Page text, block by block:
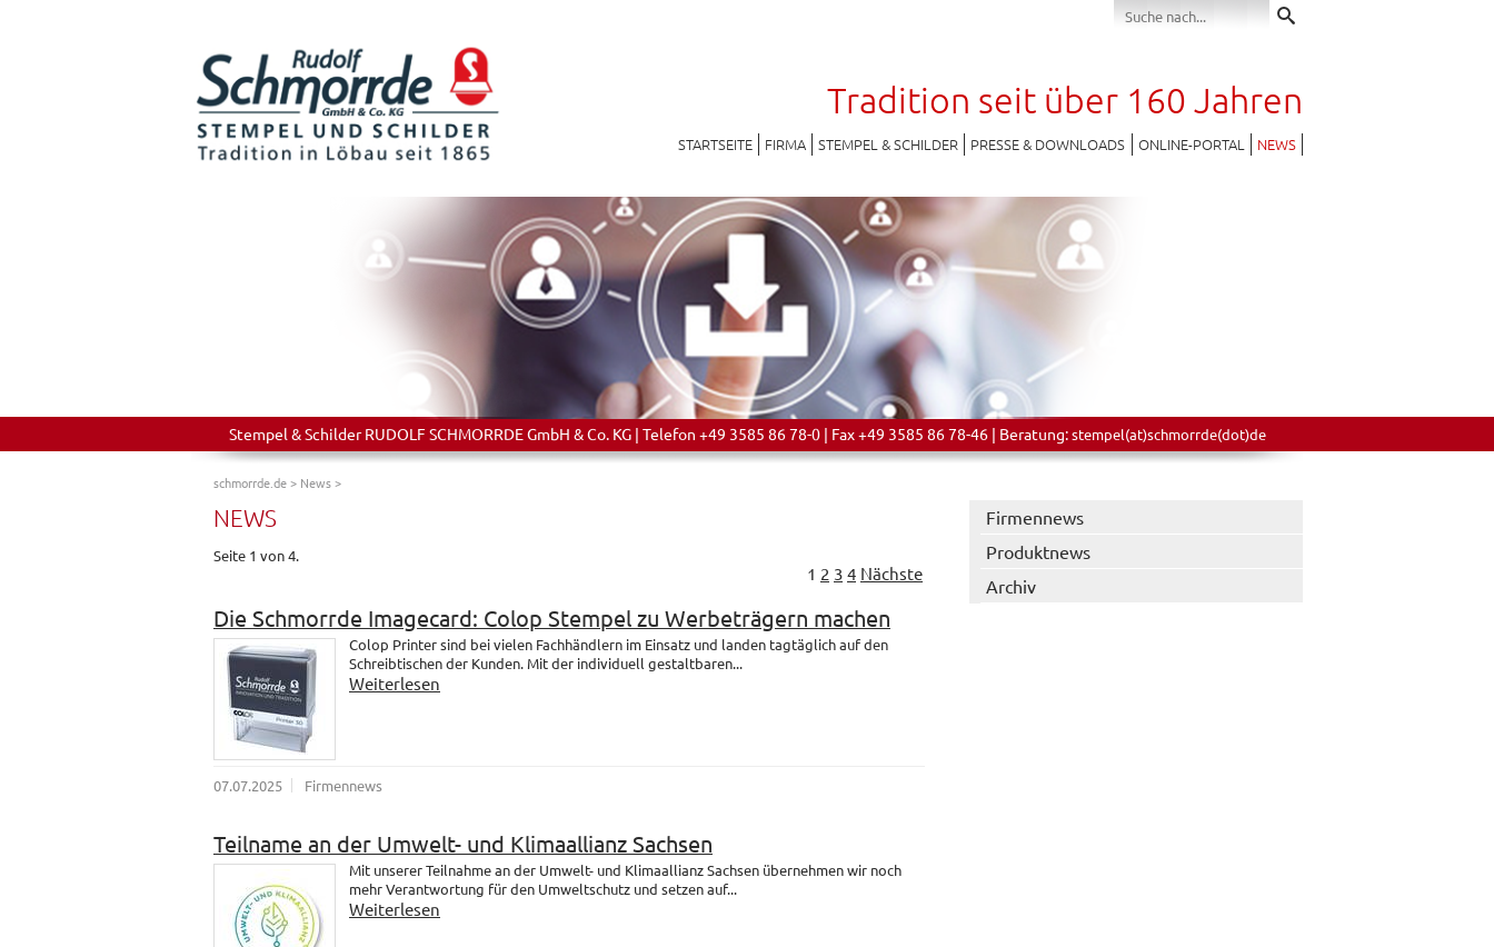
Tradition seit über 160 Jahren
STARTSEITE FIRMA STEMPEL & SCHILDER PRESSE & DOWNLOADS ONLINE-PORTAL NEWS
Stempel & Schilder RUDOLF SCHMORRDE GmbH & Co. KG | Telefon +49 3585 86 78-0 | Fax +49 3585 86 78-46 | Beratung:stempel(at)schmorrde(dot)de
schmorrde.de> News>
NEWS
Seite 1 von 4.
1 2 3 4 Nächste
Die Schmorrde Imagecard: Colop Stempel zu Werbeträgern machen
Colop Printer sind bei vielen Fachhändlern im Einsatz und landen tagtäglich auf den
Schreibtischen der Kunden. Mit der individuell gestaltbaren...
Weiterlesen
07.07.2025 Firmennews
Teilname an der Umwelt- und Klimaallianz Sachsen
Mit unserer Teilnahme an der Umwelt- und Klimaallianz Sachsen übernehmen wir noch
mehr Verantwortung für den Umweltschutz und setzen auf...
Weiterlesen
Firmennews
Produktnews
Archiv